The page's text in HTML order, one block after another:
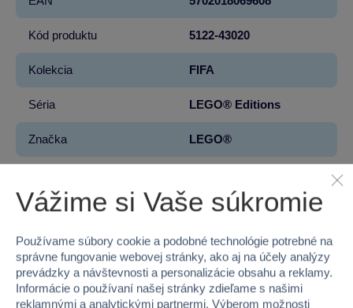
Kód produktu 5122-43020
Kolekcia FIFA
Séria LEGO® Editions
Značka LEGO®
Vek od 12
Materiál PLAST
Počet dielikov 2842
Vážime si Vaše súkromie
Používame súbory cookie a podobné technológie potrebné na
správne fungovanie webovej stránky, ako aj na účely analýzy
prevádzky a návštevnosti a personalizácie obsahu a reklamy.
Informácie o používaní našej stránky zdieľame s našimi
reklamnými a analytickými partnermi. Výberom možnosti